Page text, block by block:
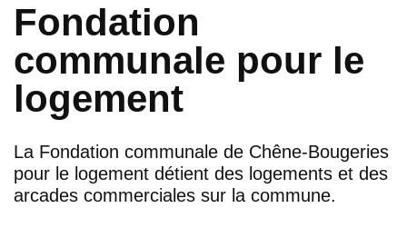
Fondation
communale pour le
logement
La Fondation communale de Chêne-Bougeries
pour le logement détient des logements et des
arcades commerciales sur la commune.